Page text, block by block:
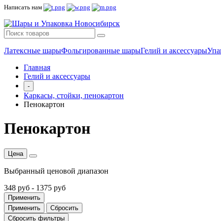
Написать нам
Латексные шарыФольгированные шарыГелий и аксессуары
Главная
Гелий и аксессуары
-
Каркасы, стойки, пенокартон
Пенокартон
Пенокартон
Цена
Выбранный ценовой диапазон
348 руб - 1375 руб
Применить
Применить
Сбросить
Сбросить фильтры